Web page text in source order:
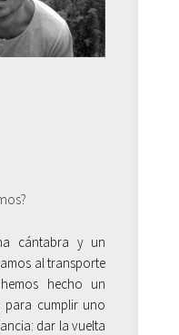
cántabra y un
al transporte
hecho un
para cumplir uno
dar la vuelta